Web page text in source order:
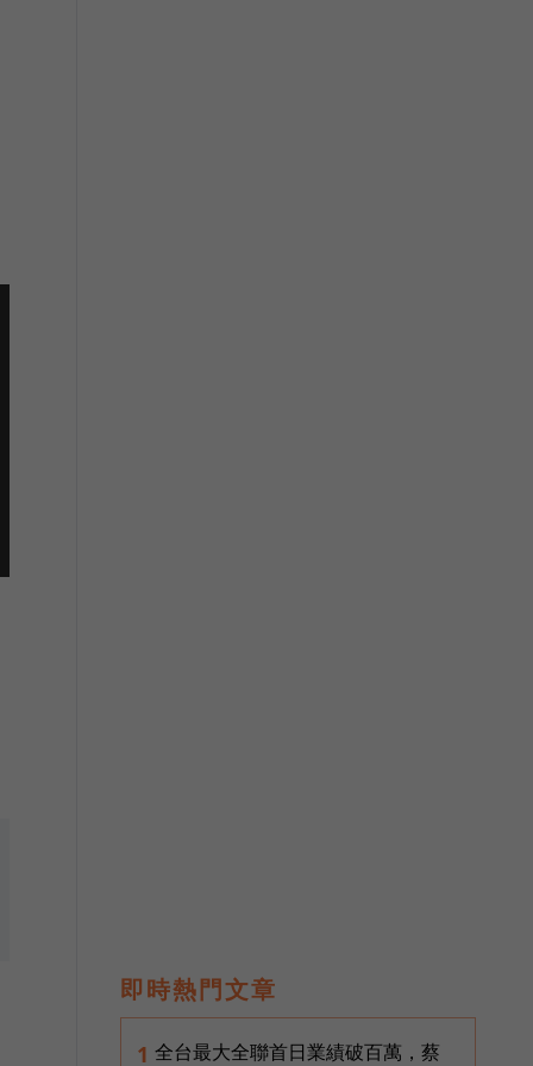
即時熱門文章
1 全台最大全聯首日業績破百萬，蔡